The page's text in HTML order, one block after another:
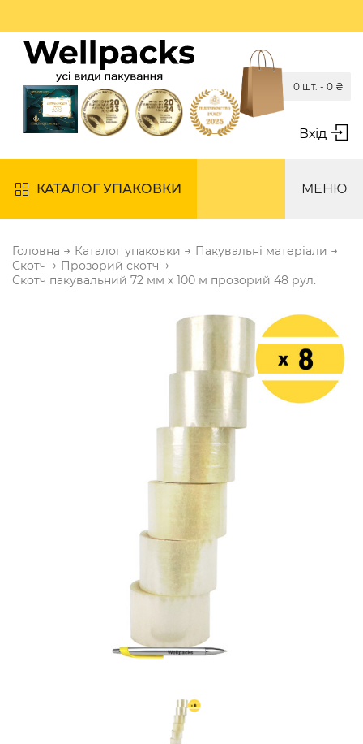
Вхід
0 шт. - 0 ₴
КАТАЛОГ УПАКОВКИ МЕНЮ
Головна → Каталог упаковки → Пакувальні матеріали →
Скотч → Прозорий скотч →
Скотч пакувальний 72 мм х 100 м прозорий 48 рул.